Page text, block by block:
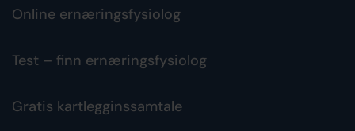
Online ernæringsfysiolog
Test – finn ernæringsfysiolog
Gratis kartlegginssamtale